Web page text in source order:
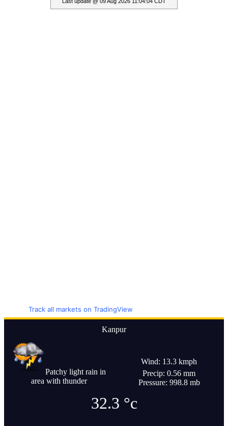
Track all markets on TradingView
Kanpur
Patchy light rain in
area with thunder
Wind: 13.3 kmph
Precip: 0.56 mm
Pressure: 998.8 mb
32.3 °c